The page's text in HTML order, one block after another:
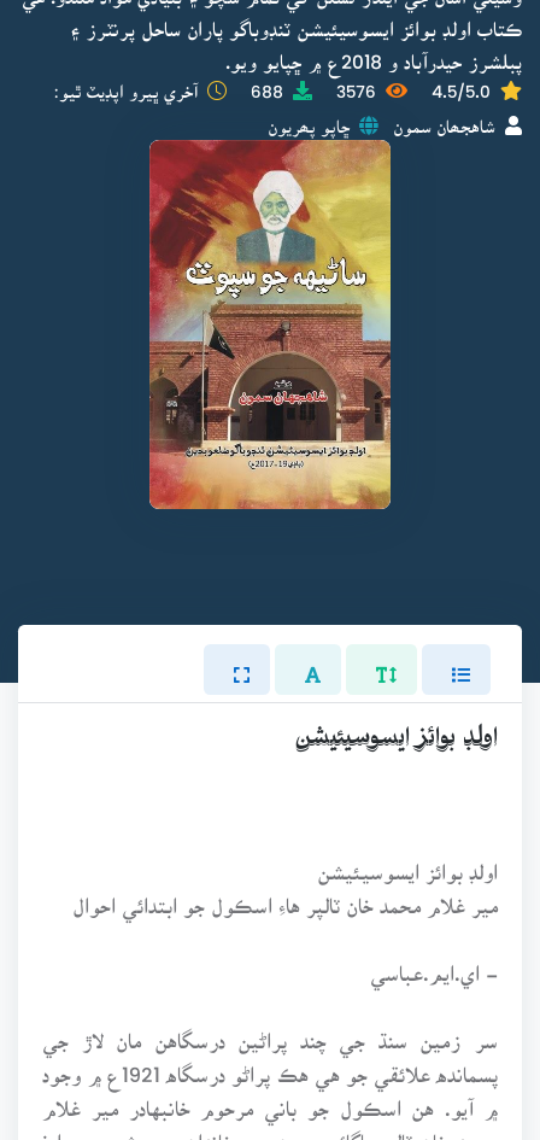
ڪتاب اولڊ بوائز ايسوسيئيشن ٽنڊوباگو پاران ساحل پرنٽرز ۽
پبلشرز حيدرآباد و 2018ع ۾ ڇپايو ويو.
4.5/5.0
3576
688 آخري ڀيرو اپڊيٽ ٿيو:
شاهجھان سمون ڇاپو پھريون
اولڊ بوائز ايسوسيئيشن
اولڊ بوائز ايسوسيئيشن
مير غلام محمد خان ٽالپر هاءِ اسڪول جو ابتدائي احوال
- اي.ايم.عباسي
سر زمين سنڌ جي چند پراڻين درسگاهن مان لاڙ جي
۾ آيو. هن اسڪول جو باني مرحوم خانبهادر مير غلام
محمد خان ٽالپر باگائي ميرن جي خاندان جو چشم و چراغ